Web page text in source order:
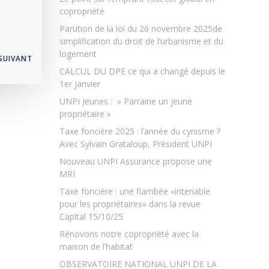
copropriété
Parution de la loi du 26 novembre 2025de
simplification du droit de l’urbanisme et du
logement
CALCUL DU DPE ce qui a changé depuis le
1er janvier
UNPI Jeunes : » Parraine un jeune
propriétaire »
Taxe foncière 2025 : l’année du cynisme ?
Avec Sylvain Grataloup, Président UNPI
Nouveau UNPI Assurance propose une
MRI
Taxe foncière : une flambée «intenable
pour les propriétaires» dans la revue
Capital 15/10/25
Rénovons notre copropriété avec la
maison de l’habitat
OBSERVATOIRE NATIONAL UNPI DE LA